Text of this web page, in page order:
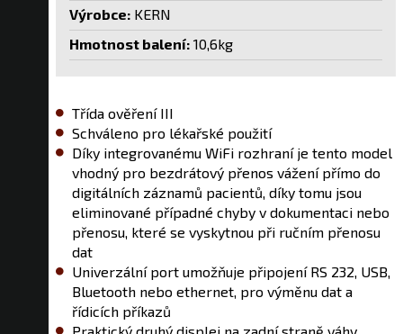
Výrobce: KERN
Hmotnost balení: 10,6kg
Třída ověření III
Schváleno pro lékařské použití
Díky integrovanému WiFi rozhraní je tento model
vhodný pro bezdrátový přenos vážení přímo do
digitálních záznamů pacientů, díky tomu jsou
eliminované případné chyby v dokumentaci nebo
přenosu, které se vyskytnou při ručním přenosu
dat
Univerzální port umožňuje připojení RS 232, USB,
Bluetooth nebo ethernet, pro výměnu dat a
řídicích příkazů